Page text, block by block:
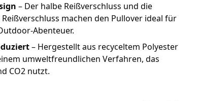
– Der halbe Reißverschluss und die
machen den Pullover ideal für
Abenteuer.
– Hergestellt aus recyceltem Polyester
umweltfreundlichen Verfahren, das
CO2 nutzt.